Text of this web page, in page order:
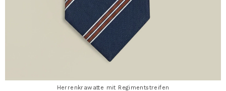
Herrenkrawatte mit Regimentstreifen